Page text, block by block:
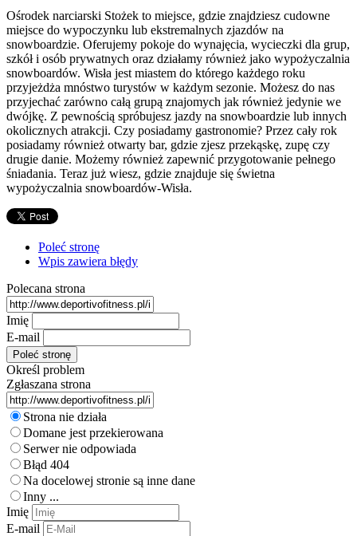
Ośrodek narciarski Stożek to miejsce, gdzie znajdziesz cudowne
miejsce do wypoczynku lub ekstremalnych zjazdów na
snowboardzie. Oferujemy pokoje do wynajęcia, wycieczki dla grup,
szkół i osób prywatnych oraz działamy również jako wypożyczalnia
snowboardów. Wisła jest miastem do którego każdego roku
przyjeżdża mnóstwo turystów w każdym sezonie. Możesz do nas
przyjechać zarówno całą grupą znajomych jak również jedynie we
dwójkę. Z pewnością spróbujesz jazdy na snowboardzie lub innych
okolicznych atrakcji. Czy posiadamy gastronomie? Przez cały rok
posiadamy również otwarty bar, gdzie zjesz przekąskę, zupę czy
drugie danie. Możemy również zapewnić przygotowanie pełnego
śniadania. Teraz już wiesz, gdzie znajduje się świetna
wypożyczalnia snowboardów-Wisła.
Poleć stronę
Wpis zawiera błędy
Polecana strona
Imię
E-mail
Określ problem
Zgłaszana strona
Strona nie działa
Domane jest przekierowana
Serwer nie odpowiada
Błąd 404
Na docelowej stronie są inne dane
Inny ...
Imię
E-mail